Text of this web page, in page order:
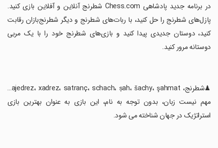
در برنامه جدید پادشاهی Chess.com شطرنج آنلاین و آفلاین بازی کنید.
پازل‌های شطرنج را حل کنید، با ربات‌های شطرنج و دیگر شطرنج‌بازان رقابت
کنید، دوستان جدیدی پیدا کنید و بازی‌های شطرنج خود را با یک مربی
دوستانه مرور کنید.
‏♟شطرنج، ajedrez، xadrez، satranç، schach، șah، šachy، şahmat…
مهم نیست زبان، بدون توجه به نام، این بازی به عنوان بهترین بازی
استراتژیک در جهان شناخته می شود.